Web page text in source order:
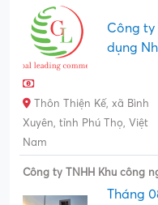
Công ty
dụng
Thôn Thiện Kế, xã Bình
Xuyên, tỉnh Phú Thọ, Việt
Nam
Công ty TNHH Khu công
Tháng